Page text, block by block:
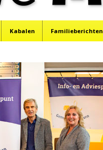
Kabalen Familieberichten